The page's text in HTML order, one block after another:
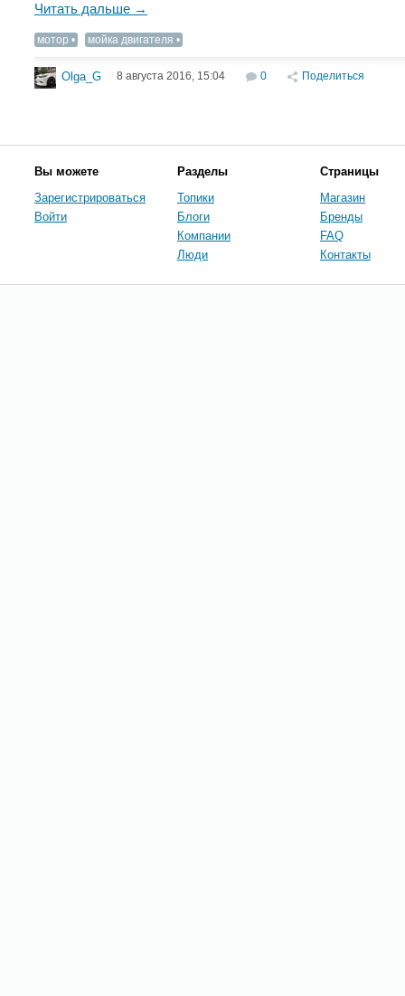
Читать дальше →
мотор мойка двигателя
Olga_G 8 августа 2016, 15:04 0 Поделиться
Вы можете
Зарегистрироваться
Войти
Разделы
Топики
Блоги
Компании
Люди
Страницы
Магазин
Бренды
FAQ
Контакты